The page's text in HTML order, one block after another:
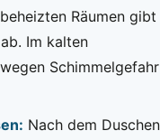
Räumen gibt
Im kalten
Schimmelgefahr
Nach dem Duschen